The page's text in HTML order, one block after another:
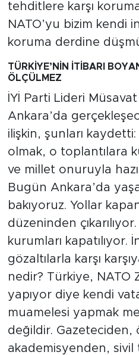
tehditlere karşı
NATO’yu bizim kendi
koruma derdine
TÜRKİYE’NİN İTİBARI
ÖLÇÜLMEZ
İYİ Parti Lideri
Ankara’da
ilişkin, şunları
olmak, o toplantılara
ve millet onuruyla
Bugün Ankara’da
bakıyoruz. Yollar
düzeninden
kurumları kapatılıyor.
gözaltılarla karşı
nedir? Türkiye, NATO
yapıyor diye kendi
muamelesi yapmak
değildir. Gazeteciden,
akademisyenden,